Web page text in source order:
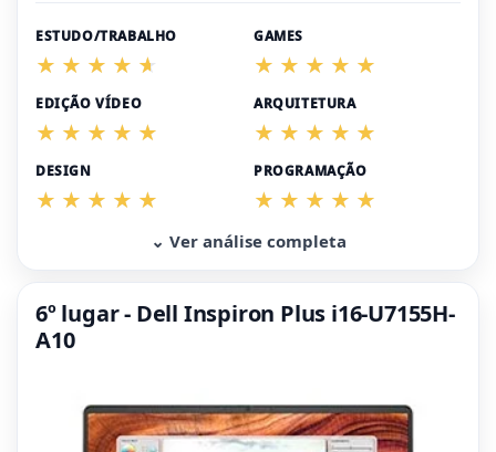
ESTUDO/TRABALHO GAMES
EDIÇÃO VÍDEO ARQUITETURA
DESIGN PROGRAMAÇÃO
⌄ Ver análise completa
6º lugar - Dell Inspiron Plus i16-U7155H-
A10